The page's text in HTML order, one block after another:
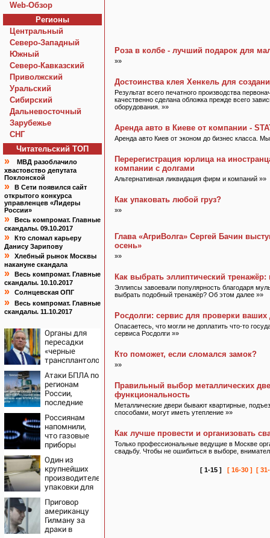
Web-Обзор
Регионы
Центральный
Северо-Западный
Южный
Северо-Кавказский
Приволжский
Уральский
Сибирский
Дальневосточный
Зарубежье
СНГ
Читательский TOП
»
МВД разоблачило
хвастовство депутата
Поклонской
»
В Сети появился сайт
открытого конкурса
управленцев «Лидеры
России»
»
Весь компромат. Главные
скандалы. 09.10.2017
»
Кто сломал карьеру
Данису Зарипову
»
Хлебный рынок Москвы
накануне скандала
»
Весь компромат. Главные
скандалы. 10.10.2017
» Солнцевская ОПГ
»
Весь компромат. Главные
скандалы. 11.10.2017
Органы для
пересадки
«черные
трансплантологи»
еще живых
пациентов
Атаки БПЛА по
регионам
России,
последние
августа 2026:
последствия,
атаки на
склады
Wildberries,
состояние
пострадавших
Россиянам
напомнили,
что газовые
приборы
ремонтировать
самостоятельно
Один из
крупнейших
производителей
упаковки для
России
прекратил
работу
Приговор
американцу
Гилману за
драки в
Роза в колбе - лучший подарок для
»»
Достоинства клея Хенкель для
Результат всего печатного производства
качественно сделана обложка прежде всего
оборудования. »»
Аренда авто в Киеве от компании -
Аренда авто Киев от эконом до бизнес класса.
Перерегистрация юрлица на
компании с долгами
Альтернативная ликвидация фирм и компаний »»
Как упаковать любой груз?
»»
Глава «АгриВолга» Сергей Бачин
осень»
»»
Как выбрать эллиптический тренажёр:
Эллипсы завоевали популярность благодаря
выбрать подобный тренажёр? Об этом далее »»
Росдолги: сервис для проверки ваших
Опасаетесь, что могли не доплатить что-то
сервиса Росдолги »»
Кто поможет, если сломался замок?
»»
Правильный выбор металлических
функциональность
Металлические двери бывают квартирные,
способами, могут иметь утепление »»
Как лучше провести и организовать
Только профессиональные ведущие в Москве
свадьбу. Чтобы не ошибиться в выборе,
[ 1-15 ] [ 16-30 ] [